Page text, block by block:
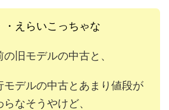
・えらいこっちゃな
の旧モデルの中古と、
モデルの中古とあまり値段が
らなそうやけど、